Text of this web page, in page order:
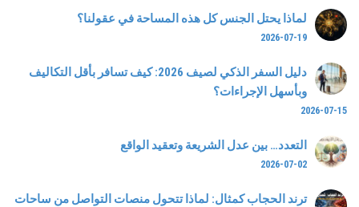
لماذا يحتل الجنس كل هذه المساحة في عقولنا؟
2026-07-19
دليل السفر الذكي لصيف 2026: كيف تسافر بأقل التكاليف
وبأسهل الإجراءات؟
2026-07-15
التعدد… بين عدل الشريعة وتعقيد الواقع
2026-07-02
ترند الحجاب كمثال: لماذا تتحول منصات التواصل من ساحات